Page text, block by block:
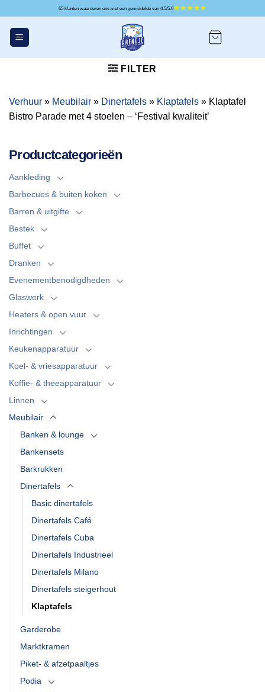
inhoud
65 klanten waarderen ons met een gemiddelde van 4.5/5.0
FILTER
Verhuur » Meubilair » Dinertafels » Klaptafels » Klaptafel
Bistro Parade met 4 stoelen – ‘Festival kwaliteit’
Productcategorieën
Aankleding
Barbecues & buiten koken
Barren & uitgifte
Bestek
Buffet
Dranken
Evenementbenodigdheden
Glaswerk
Heaters & open vuur
Inrichtingen
Keukenapparatuur
Koel- & vriesapparatuur
Koffie- & theeapparatuur
Linnen
Meubilair
Banken & lounge
Bankensets
Barkrukken
Dinertafels
Basic dinertafels
Dinertafels Café
Dinertafels Cuba
Dinertafels Industrieel
Dinertafels Milano
Dinertafels steigerhout
Klaptafels
Garderobe
Marktkramen
Piket- & afzetpaaltjes
Podia